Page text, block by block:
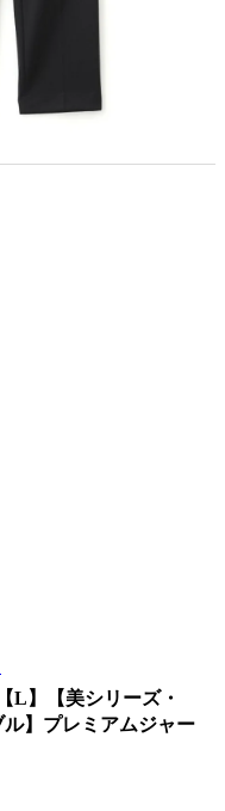
L】【美シリーズ・
】プレミアムジャー